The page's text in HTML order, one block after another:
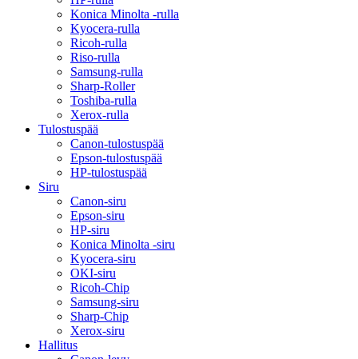
Konica Minolta -rulla
Kyocera-rulla
Ricoh-rulla
Riso-rulla
Samsung-rulla
Sharp-Roller
Toshiba-rulla
Xerox-rulla
Tulostuspää
Canon-tulostuspää
Epson-tulostuspää
HP-tulostuspää
Siru
Canon-siru
Epson-siru
HP-siru
Konica Minolta -siru
Kyocera-siru
OKI-siru
Ricoh-Chip
Samsung-siru
Sharp-Chip
Xerox-siru
Hallitus